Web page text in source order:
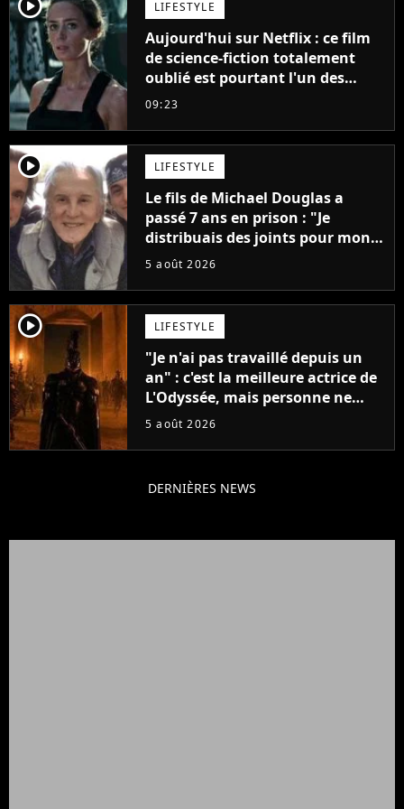
LIFESTYLE
Aujourd'hui sur Netflix : ce film
de science-fiction totalement
oublié est pourtant l'un des
meilleurs des années 2010
09:23
player2 LIFESTYLE
Le fils de Michael Douglas a
passé 7 ans en prison : "Je
distribuais des joints pour mon
père"
5 août 2026
player2 LIFESTYLE
"Je n'ai pas travaillé depuis un
an" : c'est la meilleure actrice de
L'Odyssée, mais personne ne
veut lui donner de rôle au
5 août 2026
DERNIÈRES NEWS